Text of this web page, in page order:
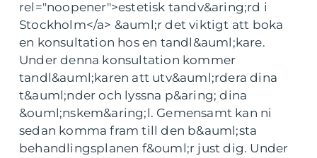
rel="noopener">estetisk tandv&aring;rd i
Stockholm</a> &auml;r det viktigt att boka
en konsultation hos en tandl&auml;kare.
Under denna konsultation kommer
tandl&auml;karen att utv&auml;rdera dina
t&auml;nder och lyssna p&aring; dina
&ouml;nskem&aring;l. Gemensamt kan ni
sedan komma fram till den b&auml;sta
behandlingsplanen f&ouml;r just dig. Under